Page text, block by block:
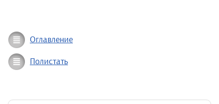
Оглавление
Полистать